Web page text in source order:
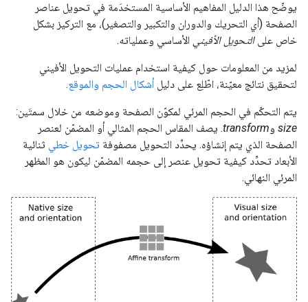
يوضّح هذا الدليل المفاهيم الأساسية المستخدَمة في تحويل عناصر
الصفحة (أي التحريك والدوران والتكبير والتصغير)، مع التركيز بشكل
خاص علىالتحويل الأفيني الأساسي وعملياته.
لمزيد من المعلومات حول كيفية استخدام عمليات التحويل الأفيني
لتحقيق نتائج معيّنة، اطّلِع على دليلأشكال الحجم والموقع.
يتم التحكّم في الحجم المرئي لمكوّن الصفحة وموضعه من خلال سمتَين:
size وtransform. يصف المقاس الحجم المثالي أو المضمّن لعنصر
الصفحة الذي يتم إنشاؤه. يحدِّد التحويل مصفوفة تحويل خطي ثنائية
الأبعاد تحدِّد كيفية تحويل عنصر إلى حجمه المضمّن ليكون هو المظهر
المرئي النهائي.